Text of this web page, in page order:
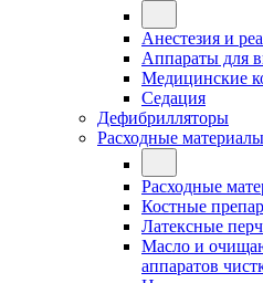
Анестезия и
Аппараты для
Медицинские
Седация
Дефибрилляторы
Расходные материалы
Расходные
Костные
Латексные
Масло и
аппаратов